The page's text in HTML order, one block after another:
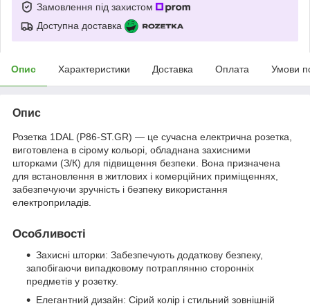
Замовлення під захистом
Доступна доставка
Опис Характеристики Доставка Оплата Умови
Опис
Розетка 1DAL (P86-ST.GR) — це сучасна електрична розетка,
виготовлена в сірому кольорі, обладнана захисними
шторками (З/К) для підвищення безпеки. Вона призначена
для встановлення в житлових і комерційних приміщеннях,
забезпечуючи зручність і безпеку використання
електроприладів.
Особливості
Захисні шторки: Забезпечують додаткову безпеку,
запобігаючи випадковому потраплянню сторонніх
предметів у розетку.
Елегантний дизайн: Сірий колір і стильний зовнішній